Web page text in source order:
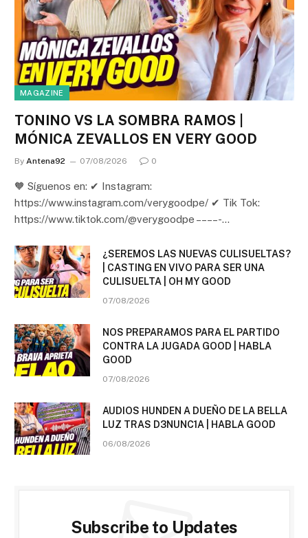
MAGAZINE
TONINO VS LA SOMBRA RAMOS |
MÓNICA ZEVALLOS EN VERY GOOD
By Antena92 07/08/2026 0
🧡 Síguenos en: ✔ Instagram:
https://www.instagram.com/verygoodpe/ ✔ Tik Tok:
https://www.tiktok.com/@verygoodpe – – – – -…
¿SEREMOS LAS NUEVAS CULISUELTAS?
| CASTING EN VIVO PARA SER UNA
CULISUELTA | OH MY GOOD
07/08/2026
NOS PREPARAMOS PARA EL PARTIDO
CONTRA LA JUGADA GOOD | HABLA
GOOD
07/08/2026
AUDIOS HUNDEN A DUEÑO DE LA BELLA
LUZ TRAS D3NUNC1A | HABLA GOOD
06/08/2026
Subscribe to Updates